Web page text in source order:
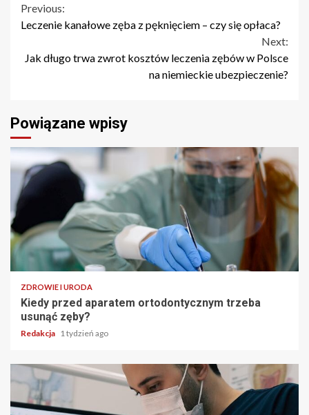
Continue
Previous:
Leczenie kanałowe zęba z pęknięciem – czy się opłaca?
Next:
Jak długo trwa zwrot kosztów leczenia zębów w Polsce
na niemieckie ubezpieczenie?
Powiązane wpisy
ZDROWIE I URODA
Kiedy przed aparatem ortodontycznym trzeba
usunąć zęby?
Redakcja 1 tydzień ago